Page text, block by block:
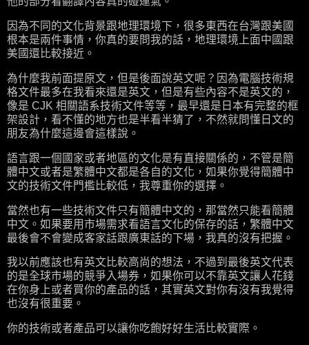
因為不同的文化背景跟地理環境下，很多東西在台灣跟美國
根本是兩件事情，你真的要問我的話，地理環境上面中國跟
美國還比較接近。
為什麼我前面提原文，但是後面說英文呢？因為電腦技術規
格文件最多在我看來還是英文，但是有些內容不是英文的，
像是 CJK 相關語系技術文件等等，最早還是日本有完整的框
架設計，看不懂的地方也是半看半猜了，不然就問懂日文的
朋友為什麼這邊會這樣說。
語言跟一個國家或者地區的文化是有直接關係的，不管是簡
體中文或者是繁體中文都是各自的文化，如果你覺得簡體中
文的技術文件門檻比較低，我尊重你的選擇。
當然也有一些技術文件只有簡體中文的，那當然只能看簡體
中文。如果要用市場需求看語言文化的保存的話，繁體中文
最後會不會變成客家話跟廣東話的下場，我真的沒有把握。
我以前應該也有英文比較高尚的想法，不過到最後英文代表
的是全球市場的競爭入場券，如果你可以不靠英文讓人花錢
在你身上或者買你的產品的話，其實英文對你有沒有我覺得
也沒有很重要。
你的技術或者產品可以讓你吃飽好好生活比較實際。